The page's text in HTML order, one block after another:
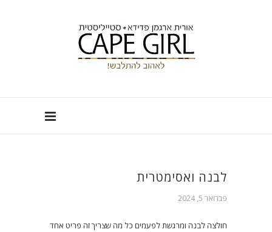
לבנה ואסימטרית
פברואר 5, 2024
חולצה לבנה ומרגשת לפעמים כל מה שצריך זה פריט אחד